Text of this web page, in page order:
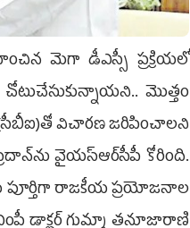
మెగా డీఎస్సీ ప్రక్రియలో
మొత్తం
(సీబీఐ)తో విచారణ జరిపించాలని
వైయ‌స్ఆర్‌సీపీ కోరింది.
పూర్తిగా రాజకీయ ప్రయోజనాల